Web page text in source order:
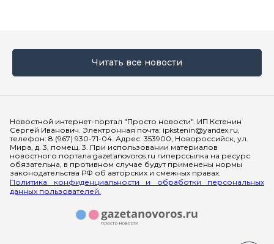
Читать все новости
Новостной интернет-портал "Просто новости". ИП Кстенин
Сергей Иванович. Электронная почта: ipkstenin@yandex.ru,
телефон: 8 (967) 930-71-04. Адрес: 353900, Новороссийск, ул.
Мира, д. 3, помещ. 3. При использовании материалов
новостного портала gazetanovoros.ru гиперссылка на ресурс
обязательна, в противном случае будут применены нормы
законодательства РФ об авторских и смежных правах.
Политика конфиденциальности и обработки персональных
данных пользователей.